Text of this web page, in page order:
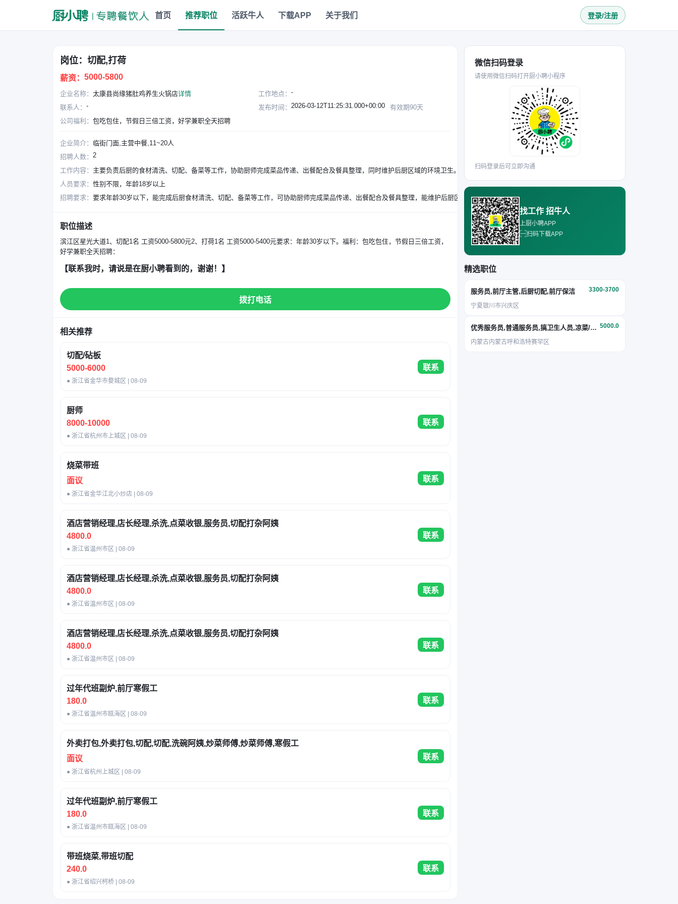
岗位：切配,打荷
薪资： 5000-5800
企业名称： 太康县尚缘猪肚鸡养生火锅店详情 工作地点： -
联系人： - 发布时间： 2026-03-12T11:25:31.000+00:00
有效期90天
公司福利： 包吃包住，节假日三倍工资，好学兼职全天招聘
企业简介： 临街门面,主营中餐,11~20人
招聘人数： 2
工作内容： 主要负责后厨的食材清洗、切配、备菜等工作，协助厨师完成菜品传递、出餐配合及餐具整理，同时维护后厨区域的环境卫生。
人员要求： 性别不限，年龄18岁以上
招聘要求：
职位描述
滨江区星光大道1、切配1名 工资5000-5800元2、打荷1名 工资5000-5400元要求：年龄30岁以下。福利：包吃包住，节假日三倍工资，
好学兼职全天招聘：
【联系我时，请说是在厨小聘看到的，谢谢！】
拨打电话
相关推荐
切配/砧板
5000-6000
● 浙江省金华市婺城区 | 08-09
联系
厨师
8000-10000
● 浙江省杭州市上城区 | 08-09
联系
烧菜带班
面议
● 浙江省金华江北小炒店 | 08-09
联系
酒店营销经理,店长经理,杀洗,点菜收银,服务员,切配打杂阿姨
4800.0
● 浙江省温州市区 | 08-09
联系
酒店营销经理,店长经理,杀洗,点菜收银,服务员,切配打杂阿姨
4800.0
● 浙江省温州市区 | 08-09
联系
酒店营销经理,店长经理,杀洗,点菜收银,服务员,切配打杂阿姨
4800.0
● 浙江省温州市区 | 08-09
联系
过年代班副炉,前厅寒假工
180.0
● 浙江省温州市瓯海区 | 08-09
联系
外卖打包,外卖打包,切配,切配,洗碗阿姨,炒菜师傅,炒菜师傅,寒假工
面议
● 浙江省杭州上城区 | 08-09
联系
过年代班副炉,前厅寒假工
180.0
● 浙江省温州市瓯海区 | 08-09
联系
带班烧菜,带班切配
240.0
● 浙江省绍兴柯桥 | 08-09
联系
微信扫码登录
请使用微信扫码打开厨小聘小程序
扫码登录后可立即沟通
找工作 招牛人
上厨小聘APP
扫码下载APP
精选职位
服务员,前厅主管,后厨切配,前厅保洁 3300-3700
宁夏银川市兴庆区
优秀服务员,普通服务员,搞卫生人员,凉菜/面点 5000.0
内蒙古内蒙古呼和浩特赛罕区
首页 推荐职位 活跃牛人 下载APP 关于我们 登录/注册